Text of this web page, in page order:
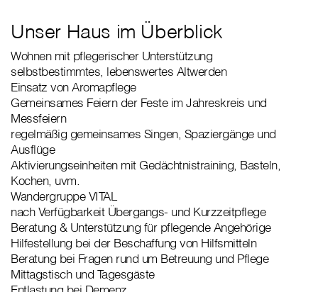
Unser Haus im Überblick
Wohnen mit pflegerischer Unterstützung
selbstbestimmtes, lebenswertes Altwerden
Einsatz von Aromapflege
Gemeinsames Feiern der Feste im Jahreskreis und
Messfeiern
regelmäßig gemeinsames Singen, Spaziergänge und
Ausflüge
Aktivierungseinheiten mit Gedächtnistraining, Basteln,
Kochen, uvm.
Wandergruppe VITAL
nach Verfügbarkeit Übergangs- und Kurzzeitpflege
Beratung & Unterstützung für pflegende Angehörige
Hilfestellung bei der Beschaffung von Hilfsmitteln
Beratung bei Fragen rund um Betreuung und Pflege
Mittagstisch und Tagesgäste